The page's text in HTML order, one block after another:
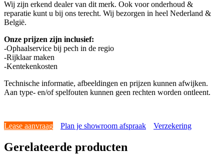
Wij zijn erkend dealer van dit merk. Ook voor onderhoud &
reparatie kunt u bij ons terecht. Wij bezorgen in heel Nederland &
België.
Onze prijzen zijn inclusief:
-Ophaalservice bij pech in de regio
-Rijklaar maken
-Kentekenkosten
Technische informatie, afbeeldingen en prijzen kunnen afwijken.
Aan type- en/of spelfouten kunnen geen rechten worden ontleent.
Lease aanvraag Plan je showroom afspraak Verzekering
Gerelateerde producten